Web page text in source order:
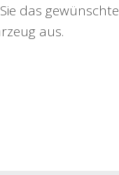
das gewünschte
aus.